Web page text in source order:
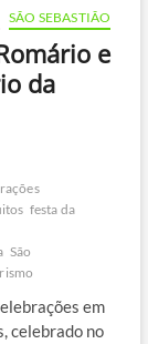
SÃO SEBASTIÃO
e
da
festa da
São
em
celebrado no